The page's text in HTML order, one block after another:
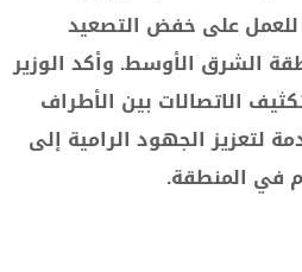
للعمل على خفض التصعيد
الشرق الأوسط. وأكد الوزير
الاتصالات بين الأطراف
لتعزيز الجهود الرامية إلى
في المنطقة.